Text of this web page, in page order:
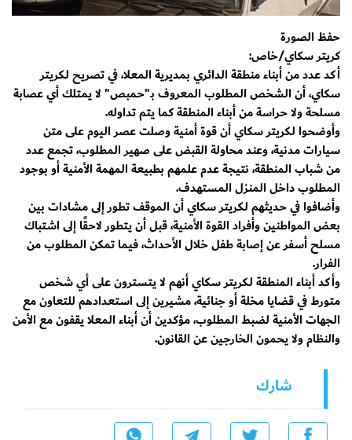
حفظ الصورة
كريتر سكاي/خاص:
أكد عدد من أبناء منطقة الدائري بمديرية المعلا، في تصريح لـكريتر
سكاي، أن الشخص المطلوب المعروف بـ"حمبص" لا يمتلك أي عصابة
مسلحة ولا حراسة من أبناء المنطقة كما يتم تداوله.
وأوضحوا لـكريتر سكاي أن قوة أمنية وصلت عصر اليوم على متن
سيارات مدنية، وعند محاولة القبض على صهير المطلوب، تجمع عدد
من شباب المنطقة، نتيجة عدم علمهم بطبيعة المهمة الأمنية أو بوجود
المطلوب داخل المنزل المستهدف.
وأضافوا في حديثهم لـكريتر سكاي أن الموقف تطور إلى مشادات بين
بعض المواطنين وأفراد القوة الأمنية، قبل أن يتطور لاحقًا إلى اشتباك
مسلح أسفر عن إصابة طفل خلال الأحداث، فيما تمكن المطلوب من
الفرار.
وأكد أبناء المنطقة لـكريتر سكاي أنهم لا يتسترون على أي شخص
متورط في قضايا مخلة أو جنائية، مشيرين إلى استعدادهم للتعاون مع
الجهات الأمنية لضبط المطلوب، مؤكدين أن أبناء المعلا يقفون مع الأمن
والنظام ولا يحمون الخارجين عن القانون.
شارك